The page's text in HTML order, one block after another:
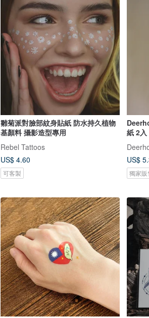
雛菊派對臉部紋身貼紙 防水持久植物
基顏料 攝影造型專用
Rebel Tattoos
US$ 4.60
可客製
紙 2入
US$
獨家販